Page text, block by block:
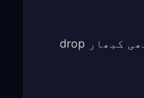
: connection کبھی کبھار drop